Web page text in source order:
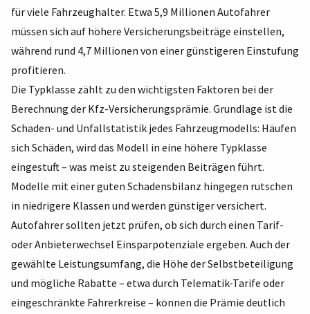
für viele Fahrzeughalter. Etwa 5,9 Millionen Autofahrer
müssen sich auf höhere Versicherungsbeiträge einstellen,
während rund 4,7 Millionen von einer günstigeren Einstufung
profitieren.
Die Typklasse zählt zu den wichtigsten Faktoren bei der
Berechnung der Kfz-Versicherungsprämie. Grundlage ist die
Schaden- und Unfallstatistik jedes Fahrzeugmodells: Häufen
sich Schäden, wird das Modell in eine höhere Typklasse
eingestuft – was meist zu steigenden Beiträgen führt.
Modelle mit einer guten Schadensbilanz hingegen rutschen
in niedrigere Klassen und werden günstiger versichert.
Autofahrer sollten jetzt prüfen, ob sich durch einen Tarif-
oder Anbieterwechsel Einsparpotenziale ergeben. Auch der
gewählte Leistungsumfang, die Höhe der Selbstbeteiligung
und mögliche Rabatte – etwa durch Telematik-Tarife oder
eingeschränkte Fahrerkreise – können die Prämie deutlich